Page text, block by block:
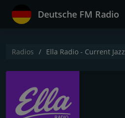
Deutsche FM Radio
Radios Ella Radio - Current Jazz